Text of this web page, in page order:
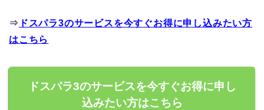
⇒ ドスパラ3のサービスを今すぐお得に申し込みたい方
はこちら
ドスパラ3のサービスを今すぐお得に申し
込みたい方はこちら